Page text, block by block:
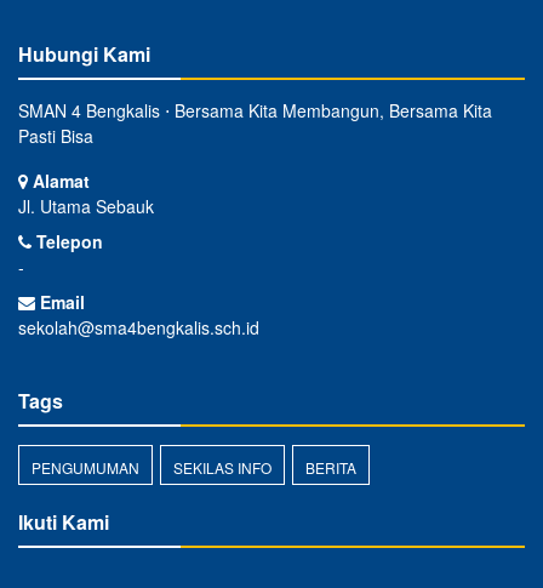
Hubungi Kami
SMAN 4 Bengkalis ⋅ Bersama Kita Membangun, Bersama Kita
Pasti Bisa
Alamat
Jl. Utama Sebauk
Telepon
-
Email
sekolah@sma4bengkalis.sch.id
Tags
PENGUMUMAN SEKILAS INFO BERITA
Ikuti Kami